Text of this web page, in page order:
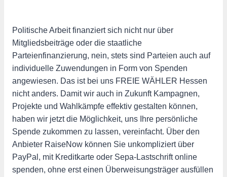
Politische Arbeit finanziert sich nicht nur über
Mitgliedsbeiträge oder die staatliche
Parteienfinanzierung, nein, stets sind Parteien auch auf
individuelle Zuwendungen in Form von Spenden
angewiesen. Das ist bei uns FREIE WÄHLER Hessen
nicht anders. Damit wir auch in Zukunft Kampagnen,
Projekte und Wahlkämpfe effektiv gestalten können,
haben wir jetzt die Möglichkeit, uns Ihre persönliche
Spende zukommen zu lassen, vereinfacht. Über den
Anbieter RaiseNow können Sie unkompliziert über
PayPal, mit Kreditkarte oder Sepa-Lastschrift online
spenden, ohne erst einen Überweisungsträger ausfüllen